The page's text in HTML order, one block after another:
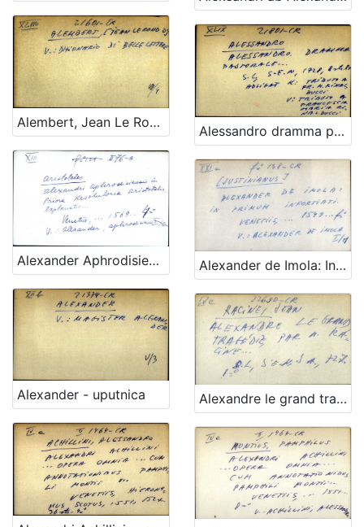
Alembert, Jean Le Rond d' - uputnica
Alessandro dramma pastorale ...
Alexander Aphrodisiensis in priora resolutoria Aristotelis ... explanatio Alexander de Imola: In primum infortiati - UPUTNICA
Alexander - uputnica Alexandre le grand tragedie, par A. Racine…